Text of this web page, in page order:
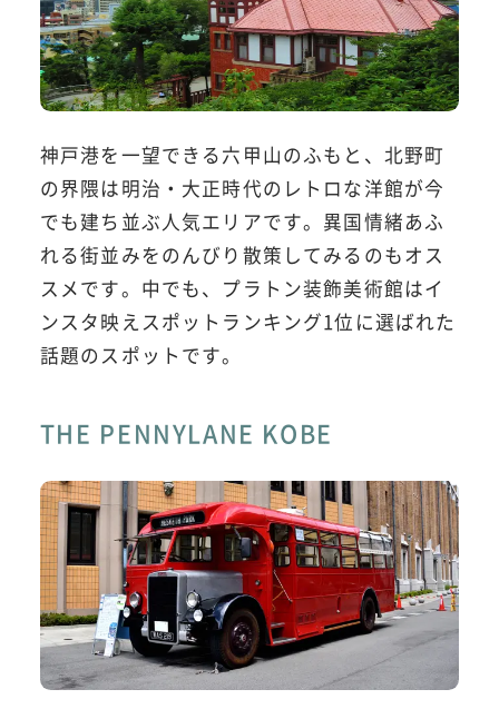
神戸港を一望できる六甲山のふもと、北野町
の界隈は明治・大正時代のレトロな洋館が今
でも建ち並ぶ人気エリアです。異国情緒あふ
れる街並みをのんびり散策してみるのもオス
スメです。中でも、プラトン装飾美術館はイ
ンスタ映えスポットランキング1位に選ばれた
話題のスポットです。
THE PENNYLANE KOBE